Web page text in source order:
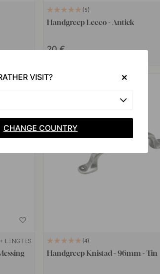
5
Handgreep Lecco - Antiek
20 €
+ LENGTES 4
Handgreep Knistad - 96mm - Tin
VISIT?
CHANGE COUNTRY